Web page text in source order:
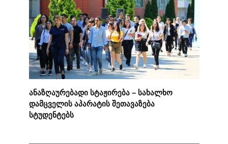
ანაზღაურებადი სტაჟირება – სახალხო
დამცველის აპარატის შეთავაზება
სტუდენტებს